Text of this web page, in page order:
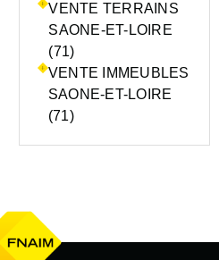
VENTE TERRAINS
SAONE-ET-LOIRE
(71)
VENTE IMMEUBLES
SAONE-ET-LOIRE
(71)